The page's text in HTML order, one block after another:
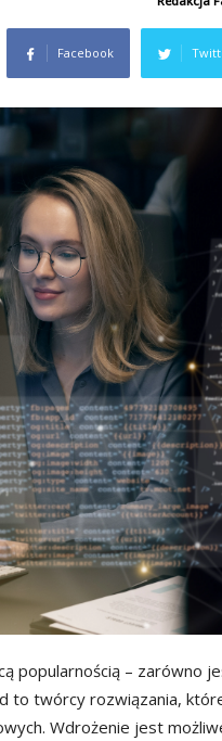
Facebook
popularnością – zarówno
to twórcy rozwiązania,
Wdrożenie jest